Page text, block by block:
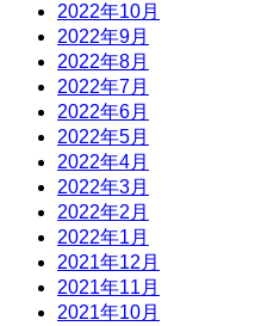
2022年10月
2022年9月
2022年8月
2022年7月
2022年6月
2022年5月
2022年4月
2022年3月
2022年2月
2022年1月
2021年12月
2021年11月
2021年10月